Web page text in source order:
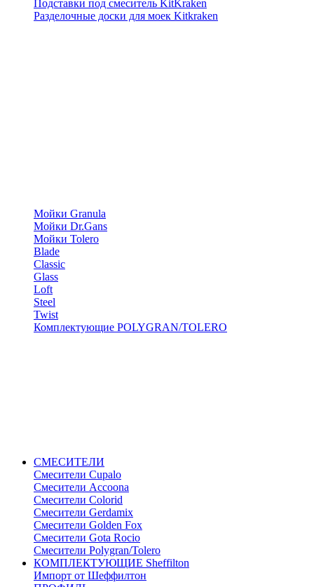
Подставки под смеситель KitKraken
Разделочные доски для моек Kitkraken
Мойки Granula
Мойки Dr.Gans
Мойки Tolero
Blade
Classic
Glass
Loft
Steel
Twist
Комплектующие POLYGRAN/TOLERO
СМЕСИТЕЛИ
Cмесители Cupalo
Смесители Accoona
Смесители Colorid
Смесители Gerdamix
Смесители Golden Fox
Смесители Gota Rocio
Смесители Polygran/Tolero
КОМПЛЕКТУЮЩИЕ Sheffilton
Импорт от Шеффилтон